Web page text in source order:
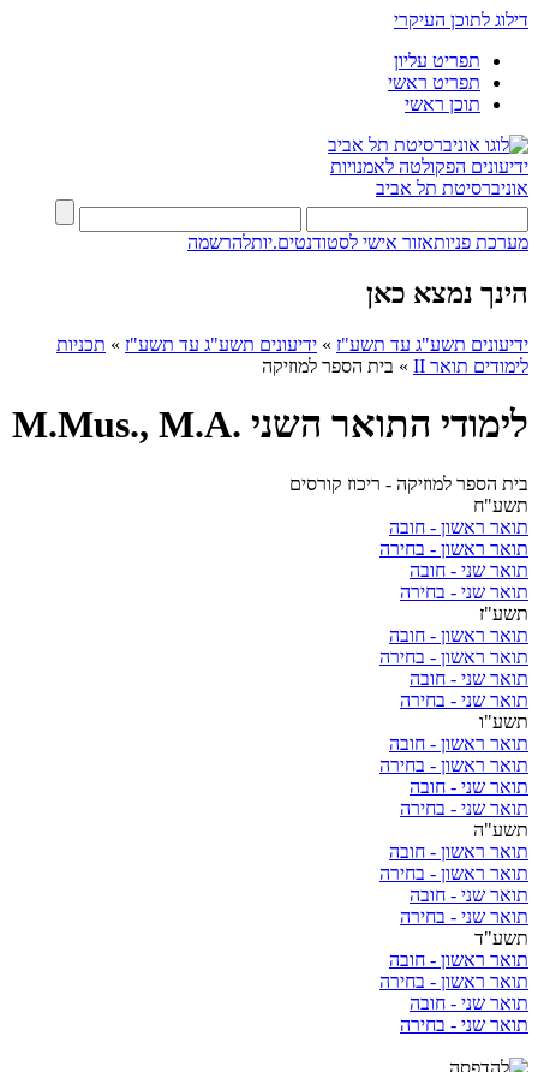
דילוג לתוכן העיקרי
תפריט עליון
תפריט ראשי
תוכן ראשי
ידיעונים הפקולטה לאמנויות
אוניברסיטת תל אביב
מערכת פניותאזור אישי לסטודנטים.יותלהרשמה
הינך נמצא כאן
ידיעונים תשע"ג עד תשע"ז » ידיעונים תשע"ג עד תשע"ז » תכניות
לימודים תואר II
» בית הספר למוזיקה
לימודי התואר השני .M.Mus., M.A
בית הספר למוזיקה - ריכוז קורסים
תשע"ח
תואר ראשון - חובה
תואר ראשון - בחירה
תואר שני - חובה
תואר שני - בחירה
תשע"ז
תואר ראשון - חובה
תואר ראשון - בחירה
תואר שני - חובה
תואר שני - בחירה
תשע"ו
תואר ראשון - חובה
תואר ראשון - בחירה
תואר שני - חובה
תואר שני - בחירה
תשע"ה
תואר ראשון - חובה
תואר ראשון - בחירה
תואר שני - חובה
תואר שני - בחירה
תשע"ד
תואר ראשון - חובה
תואר ראשון - בחירה
תואר שני - חובה
תואר שני - בחירה